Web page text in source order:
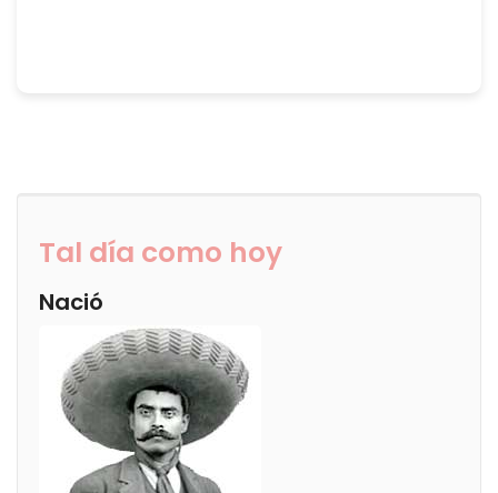
Tal día como hoy
Nació